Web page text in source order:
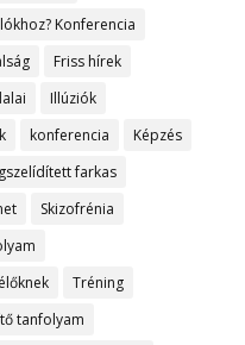
Konferencia
Friss hírek
Illúziók
konferencia
Képzés
farkas
Skizofrénia
Tréning
tanfolyam